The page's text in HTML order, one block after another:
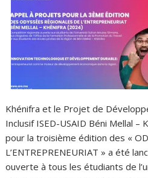
Khénifra et le Projet de
Inclusif ISED-USAID Béni Mellal –
pour la troisième édition des «
L’ENTREPRENEURIAT » a été
ouverte à tous les étudiants de